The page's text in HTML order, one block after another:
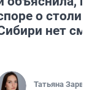
о
нет
Татьяна Зарва